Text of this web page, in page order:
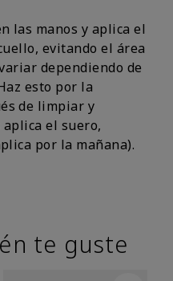
las manos y aplica el
evitando el área
dependiendo de
esto por la
de limpiar y
el suero,
por la mañana).
te guste